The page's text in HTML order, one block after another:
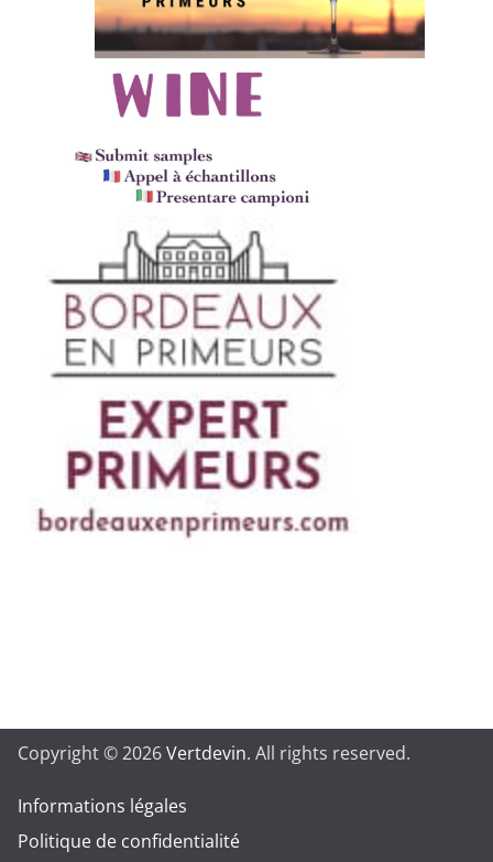
Copyright © 2026Vertdevin. All rights reserved.
Informations légales
Politique de confidentialité